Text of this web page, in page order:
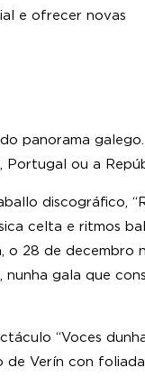
e ofrecer novas
panorama
ou a
discográfico,
celta e ritmos
o 28 de decembro
gala que
“Voces
de Verín con